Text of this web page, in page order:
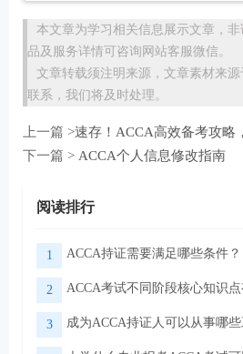
本文章为学习相关信息展示文章，
品及服务详情可咨询网站客服微信。
文章转载须注明来源，文章素材来
联系，我们将及时处理。
上一篇 >速存！ACCA高效备考攻略
下一篇 > ACCA个人信息修改指南
阅读排行
1 ACCA持证需要满足哪些条件？
2 ACCA考试不同阶段核心知识点
3 成为ACCA持证人可以从事哪些